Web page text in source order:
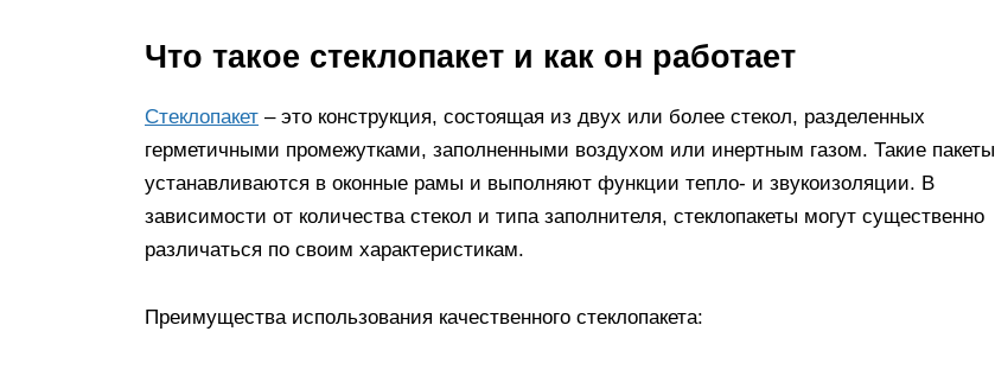
Что такое стеклопакет и как он работает
Стеклопакет – это конструкция, состоящая из двух или более стекол, разделенных
герметичными промежутками, заполненными воздухом или инертным газом. Такие пакеты
устанавливаются в оконные рамы и выполняют функции тепло- и звукоизоляции. В
зависимости от количества стекол и типа заполнителя, стеклопакеты могут существенно
различаться по своим характеристикам.
Преимущества использования качественного стеклопакета: